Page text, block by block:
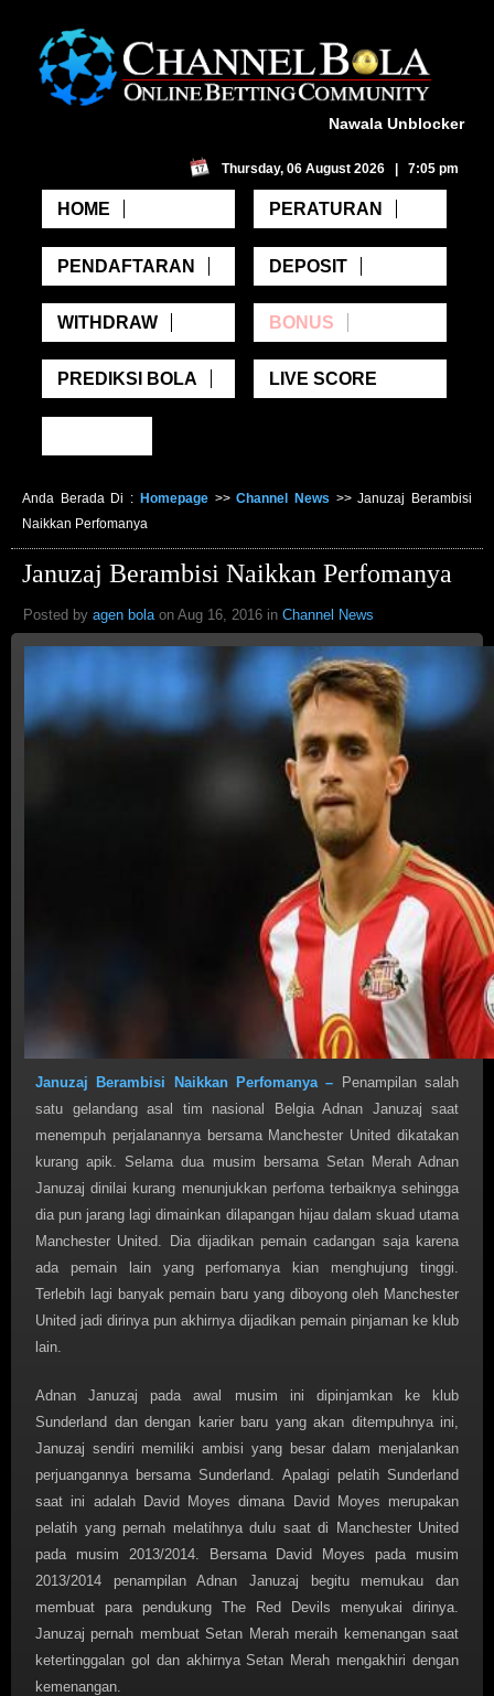
Nawala Unblocker
Thursday, 06 August 2026 | 7:05 pm
HOME PERATURAN
PENDAFTARAN DEPOSIT
WITHDRAW BONUS
PREDIKSI BOLA LIVE SCORE
Anda Berada Di : Homepage>>Channel News >>Januzaj Berambisi
Naikkan Perfomanya
Januzaj Berambisi Naikkan Perfomanya
Posted by agen bola on Aug 16, 2016 in Channel News
Januzaj Berambisi Naikkan Perfomanya – Penampilan salah
satu gelandang asal tim nasional Belgia Adnan Januzaj saat
menempuh perjalanannya bersama Manchester United dikatakan
kurang apik. Selama dua musim bersama Setan Merah Adnan
Januzaj dinilai kurang menunjukkan perfoma terbaiknya sehingga
dia pun jarang lagi dimainkan dilapangan hijau dalam skuad utama
Manchester United. Dia dijadikan pemain cadangan saja karena
ada pemain lain yang perfomanya kian menghujung tinggi.
Terlebih lagi banyak pemain baru yang diboyong oleh Manchester
United jadi dirinya pun akhirnya dijadikan pemain pinjaman ke klub
lain.
Adnan Januzaj pada awal musim ini dipinjamkan ke klub
Sunderland dan dengan karier baru yang akan ditempuhnya ini,
Januzaj sendiri memiliki ambisi yang besar dalam menjalankan
perjuangannya bersama Sunderland. Apalagi pelatih Sunderland
saat ini adalah David Moyes dimana David Moyes merupakan
pelatih yang pernah melatihnya dulu saat di Manchester United
pada musim 2013/2014. Bersama David Moyes pada musim
2013/2014 penampilan Adnan Januzaj begitu memukau dan
membuat para pendukung The Red Devils menyukai dirinya.
Januzaj pernah membuat Setan Merah meraih kemenangan saat
ketertinggalan gol dan akhirnya Setan Merah mengakhiri dengan
kemenangan.